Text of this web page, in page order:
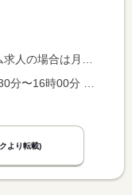
合は時間額を表示しています。
より転載)